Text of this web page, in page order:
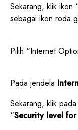
Sekarang, klik ikon
sebagai ikon roda
Pilih “Internet
Pada jendela
Sekarang, klik
“Security level